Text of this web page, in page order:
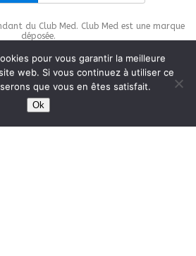
du Club Med. Club Med est une marque
déposée.
protected bywp-copyrightpro.com
pour vous garantir la meilleure
web. Si vous continuez à utiliser ce
que vous en êtes satisfait.
Ok